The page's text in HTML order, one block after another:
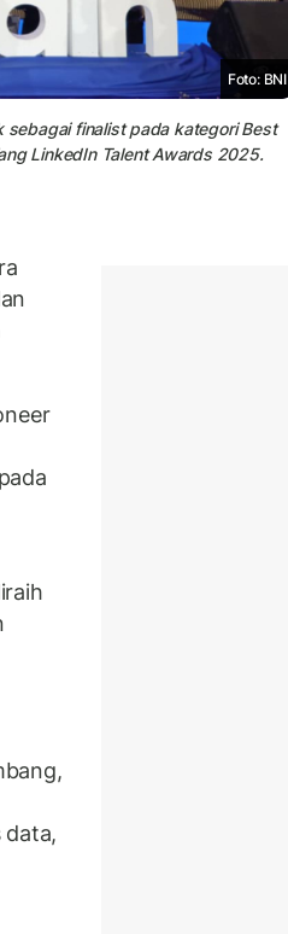
Foto: BNI
sebagai finalist pada kategori Best
LinkedIn Talent Awards 2025.